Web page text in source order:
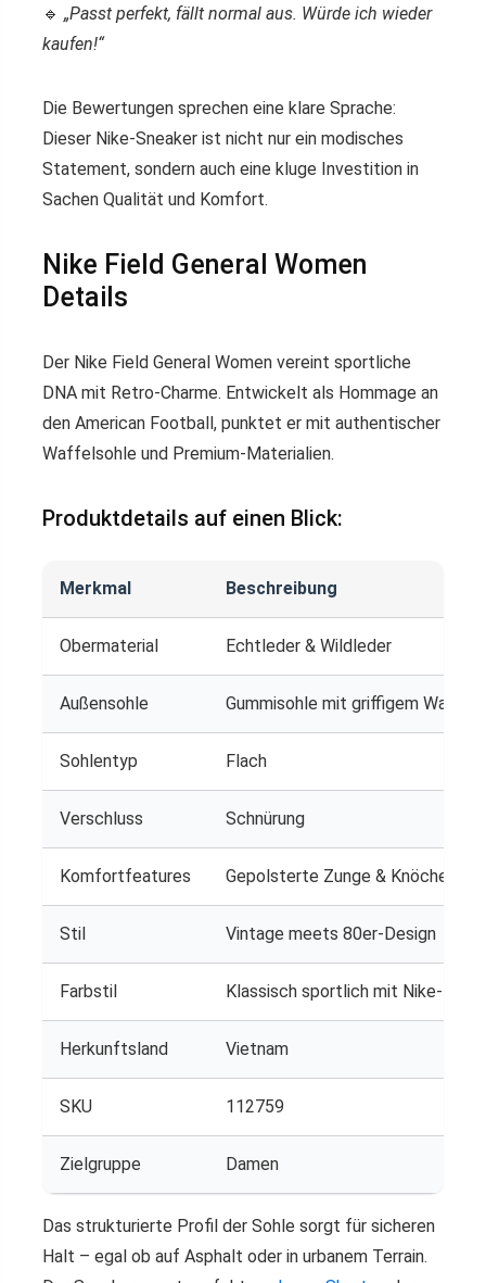
🔹 „Passt perfekt, fällt normal aus. Würde ich wieder
kaufen!“
Die Bewertungen sprechen eine klare Sprache:
Dieser Nike-Sneaker ist nicht nur ein modisches
Statement, sondern auch eine kluge Investition in
Sachen Qualität und Komfort.
Nike Field General Women
Details
Der Nike Field General Women vereint sportliche
DNA mit Retro-Charme. Entwickelt als Hommage an
den American Football, punktet er mit authentischer
Waffelsohle und Premium-Materialien.
Produktdetails auf einen Blick:
Merkmal Beschreibung
Obermaterial Echtleder & Wildleder
Außensohle Gummisohle mit griffigem
Sohlentyp Flach
Verschluss Schnürung
Komfortfeatures Gepolsterte Zunge &
Stil Vintage meets 80er-Design
Farbstil Klassisch sportlich mit Nike-
Herkunftsland Vietnam
SKU 112759
Zielgruppe Damen
Das strukturierte Profil der Sohle sorgt für sicheren
Halt – egal ob auf Asphalt oder in urbanem Terrain.